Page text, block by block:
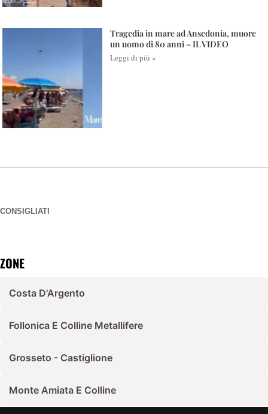
Tragedia in mare ad Ansedonia, muore
un uomo di 80 anni – IL VIDEO
Leggi di più »
CONSIGLIATI
ZONE
Costa D'Argento
Follonica E Colline Metallifere
Grosseto - Castiglione
Monte Amiata E Colline